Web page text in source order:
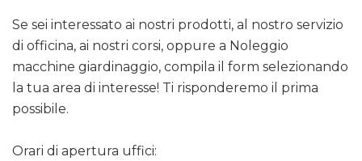
Se sei interessato ai nostri prodotti, al nostro servizio
di officina, ai nostri corsi, oppure a Noleggio
macchine giardinaggio, compila il form selezionando
la tua area di interesse! Ti risponderemo il prima
possibile.
Orari di apertura uffici: